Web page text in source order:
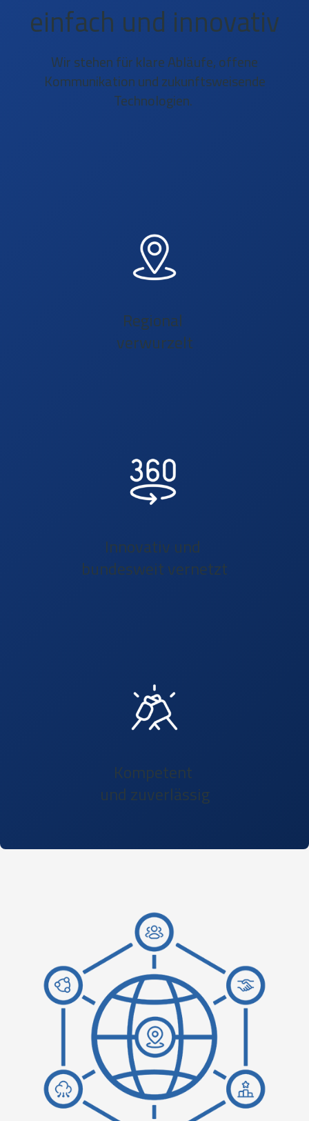
einfach und innovativ
Wir stehen für klare Abläufe, offene
Kommunikation und zukunftsweisende
Technologien.
Regional
verwurzelt
Innovativ und
bundesweit vernetzt
Kompetent
und zuverlässig